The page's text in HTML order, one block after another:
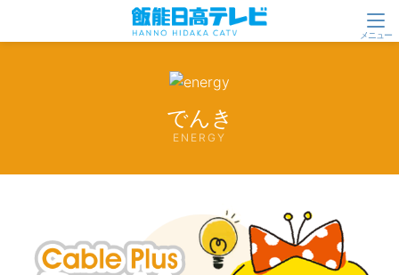
でんき
ENERGY